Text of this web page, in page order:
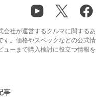
社が運営するクルマに関するあ
す。価格やスペックなどの公式情
ューまで購入検討に役立つ情報を
事